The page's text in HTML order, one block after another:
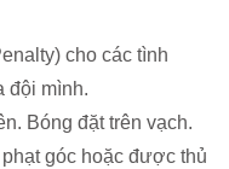
cho các tình
đội mình.
Bóng đặt trên vạch.
góc hoặc được thủ